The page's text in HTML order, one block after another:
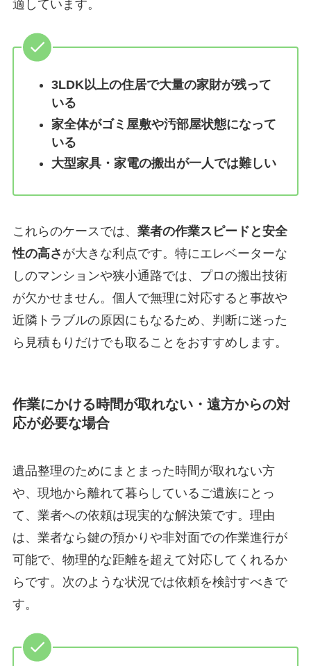
適しています。
3LDK以上の住居で大量の家財が残って
いる
家全体がゴミ屋敷や汚部屋状態になって
いる
大型家具・家電の搬出が一人では難しい
これらのケースでは、 業者の作業スピードと安全
性の高さ が大きな利点です。特にエレベーターな
しのマンションや狭小通路では、プロの搬出技術
が欠かせません。個人で無理に対応すると事故や
近隣トラブルの原因にもなるため、判断に迷った
ら見積もりだけでも取ることをおすすめします。
作業にかける時間が取れない・遠方からの対
応が必要な場合
遺品整理のためにまとまった時間が取れない方
や、現地から離れて暮らしているご遺族にとっ
て、業者への依頼は現実的な解決策です。理由
は、業者なら鍵の預かりや非対面での作業進行が
可能で、物理的な距離を超えて対応してくれるか
らです。次のような状況では依頼を検討すべきで
す。